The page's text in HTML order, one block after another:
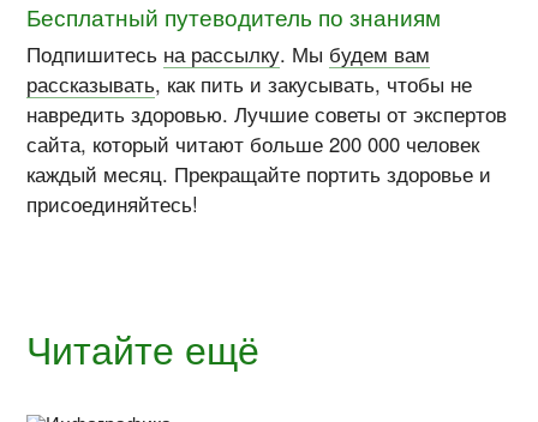
Бесплатный путеводитель по знаниям
Подпишитесь на рассылку. Мы будем вам
рассказывать, как пить и закусывать, чтобы не
навредить здоровью. Лучшие советы от экспертов
сайта, который читают больше 200 000 человек
каждый месяц. Прекращайте портить здоровье и
присоединяйтесь!
Читайте ещё